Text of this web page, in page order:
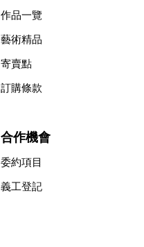
作品一覽
藝術精品
寄賣點
訂購條款
合作機會
委約項目
義工登記